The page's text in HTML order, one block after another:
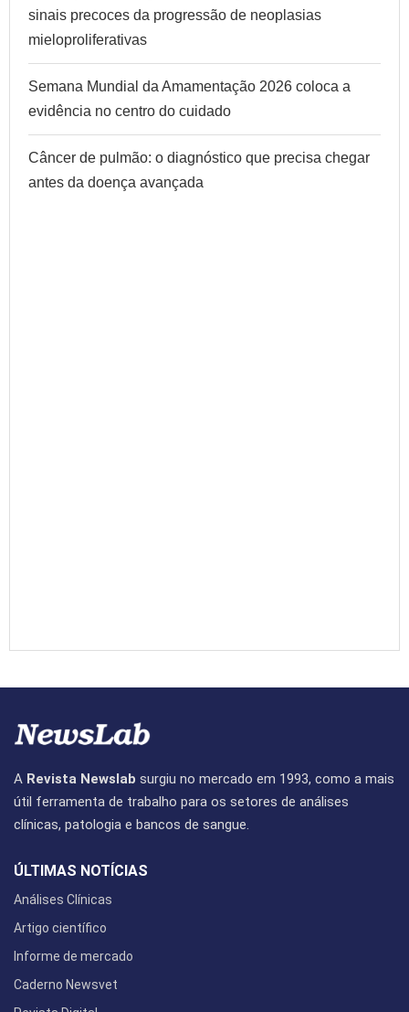
sinais precoces da progressão de neoplasias
mieloproliferativas
Semana Mundial da Amamentação 2026 coloca a
evidência no centro do cuidado
Câncer de pulmão: o diagnóstico que precisa chegar
antes da doença avançada
A Revista Newslab surgiu no mercado em 1993, como a mais
útil ferramenta de trabalho para os setores de análises
clínicas, patologia e bancos de sangue.
ÚLTIMAS NOTÍCIAS
Análises Clínicas
Artigo científico
Informe de mercado
Caderno Newsvet